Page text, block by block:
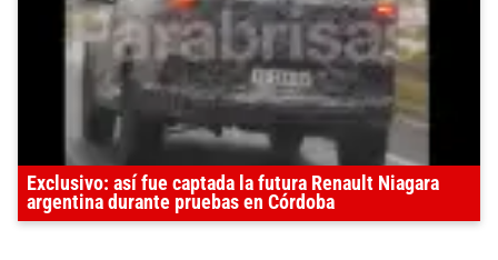
Exclusivo: así fue captada la futura Renault Niagara
argentina durante pruebas en Córdoba